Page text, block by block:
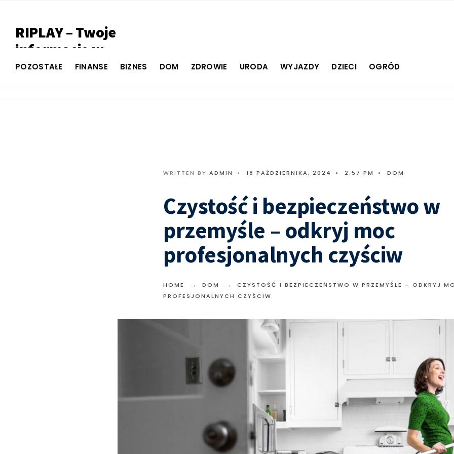
RIPLAY – Twoje
informacje w
jednym miejscu
POZOSTAŁE FINANSE BIZNES DOM ZDROWIE URODA WYJAZDY DZIECI OGRÓD
WRITTEN BY ADMIN • 18 PAŹDZIERNIKA, 2024 • 2:57 PM • DOM
Czystość i bezpieczeństwo w
przemyśle – odkryj moc
profesjonalnych czyściw
HOME DOM
CZYSTOŚĆ I BEZPIECZEŃSTWO W PRZEMYŚLE – ODKRYJ
PROFESJONALNYCH CZYŚCIW